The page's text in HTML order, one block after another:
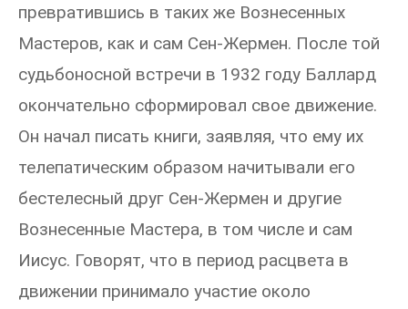
превратившись в таких же Вознесенных
Мастеров, как и сам Сен-Жермен. После той
судьбоносной встречи в 1932 году Баллард
окончательно сформировал свое движение.
Он начал писать книги, заявляя, что ему их
телепатическим образом начитывали его
бестелесный друг Сен-Жермен и другие
Вознесенные Мастера, в том числе и сам
Иисус. Говорят, что в период расцвета в
движении принимало участие около